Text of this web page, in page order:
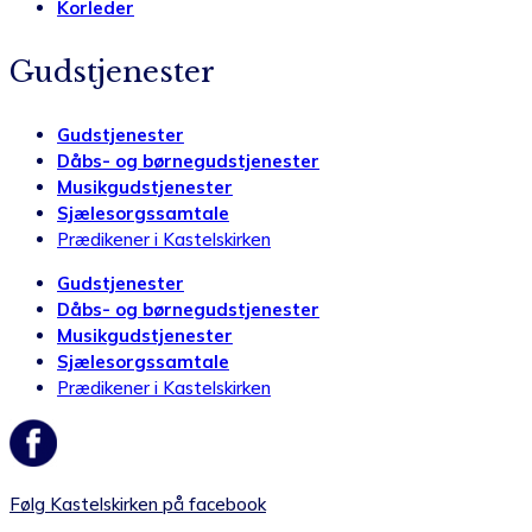
Korleder
Gudstjenester
Gudstjenester
Dåbs- og børnegudstjenester
Musikgudstjenester
Sjælesorgssamtale
Prædikener i Kastelskirken
Gudstjenester
Dåbs- og børnegudstjenester
Musikgudstjenester
Sjælesorgssamtale
Prædikener i Kastelskirken
Følg Kastelskirken på facebook